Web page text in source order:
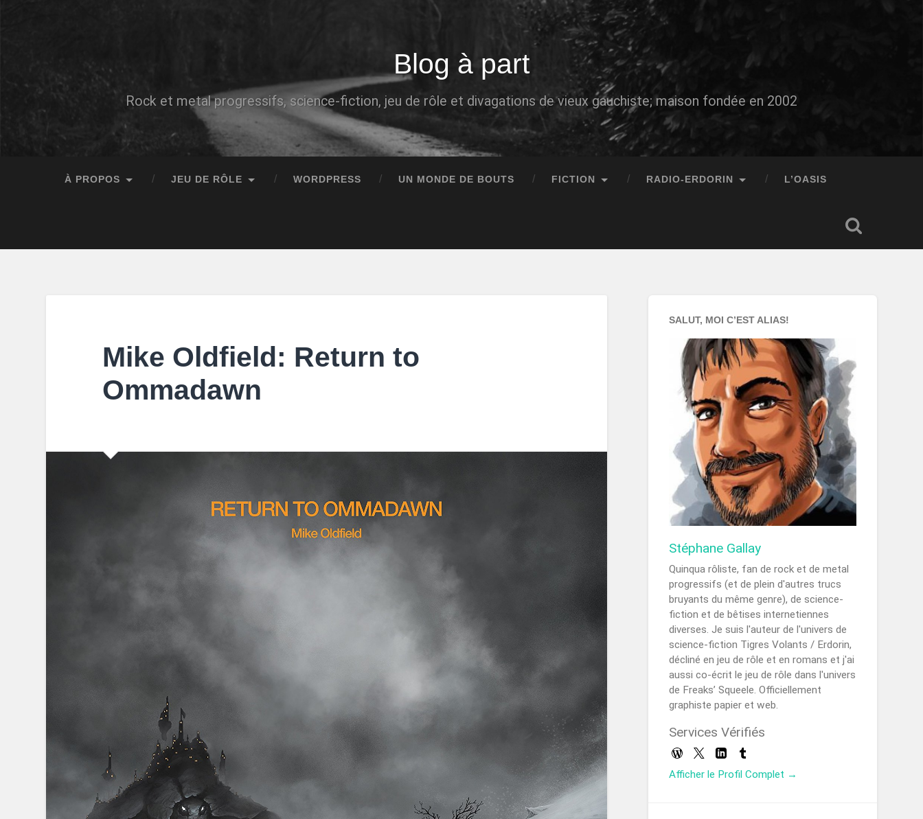
Blog à part
Rock et metal progressifs, science-fiction, jeu de rôle et divagations de vieux gauchiste; maison fondée en 2002
À PROPOS JEU DE RÔLE WORDPRESS UN MONDE DE BOUTS FICTION RADIO-ERDORIN L’OASIS
Mike Oldfield: Return to
Ommadawn
SALUT, MOI C’EST ALIAS!
Stéphane Gallay
Quinqua rôliste, fan de rock et de metal
progressifs (et de plein d'autres trucs
bruyants du même genre), de science-
fiction et de bêtises internetiennes
diverses. Je suis l'auteur de l'univers de
science-fiction Tigres Volants / Erdorin,
décliné en jeu de rôle et en romans et j'ai
aussi co-écrit le jeu de rôle dans l'univers
de Freaks’ Squeele. Officiellement
graphiste papier et web.
Services Vérifiés
Afficher le Profil Complet →